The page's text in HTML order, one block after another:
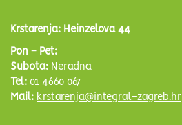
Krstarenja: Heinzelova 44
Pon - Pet:
Subota: Neradna
Tel: 01 4660 067
Mail: krstarenja@integral-zagreb.hr